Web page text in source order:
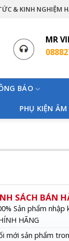
& KINH NGHIỆM
MR
BÁO
PHỤ KIỆN
SÁCH BÁN
Sản phẩm nhập
HÃNG
mới sản phẩm